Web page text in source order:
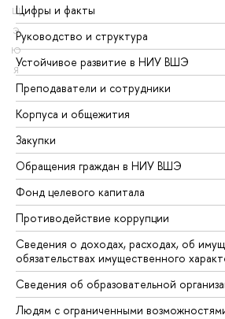
Щ
Э
Ю
Я
Цифры и факты
Руководство и структура
Устойчивое развитие в НИУ ВШЭ
Преподаватели и сотрудники
Корпуса и общежития
Закупки
Обращения граждан в НИУ ВШЭ
Фонд целевого капитала
Противодействие коррупции
Сведения о доходах, расходах, об
обязательствах имущественного
Сведения об образовательной
Людям с ограниченными